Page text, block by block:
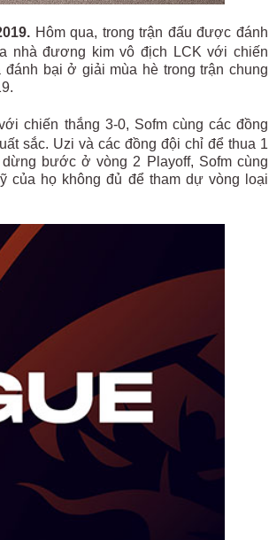
Hôm qua, trong trận đấu được đánh
nhà đương kim vô địch LCK với chiến
bại ở giải mùa hè trong trận chung
chiến thắng 3-0, Sofm cùng các đồng
sắc. Uzi và các đồng đội chỉ để thua 1
bước ở vòng 2 Playoff, Sofm cùng
của họ không đủ để tham dự vòng loại